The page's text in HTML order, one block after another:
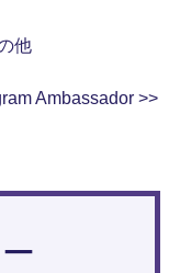
他
Ambassador >>